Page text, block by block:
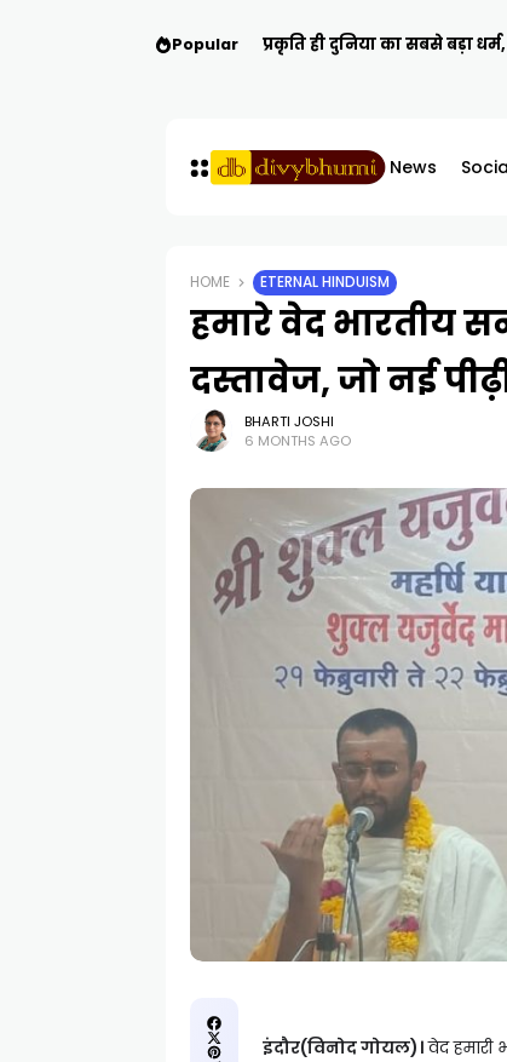
Popular प्रकृति ही दुनिया का सबसे बड़ा
News
HOME ETERNAL HINDUISM
हमारे वेद भारतीय
दस्तावेज, जो नई
BHARTI JOSHI
6 MONTHS AGO
इंदौर(विनोद गोयल)।वेद हमारी